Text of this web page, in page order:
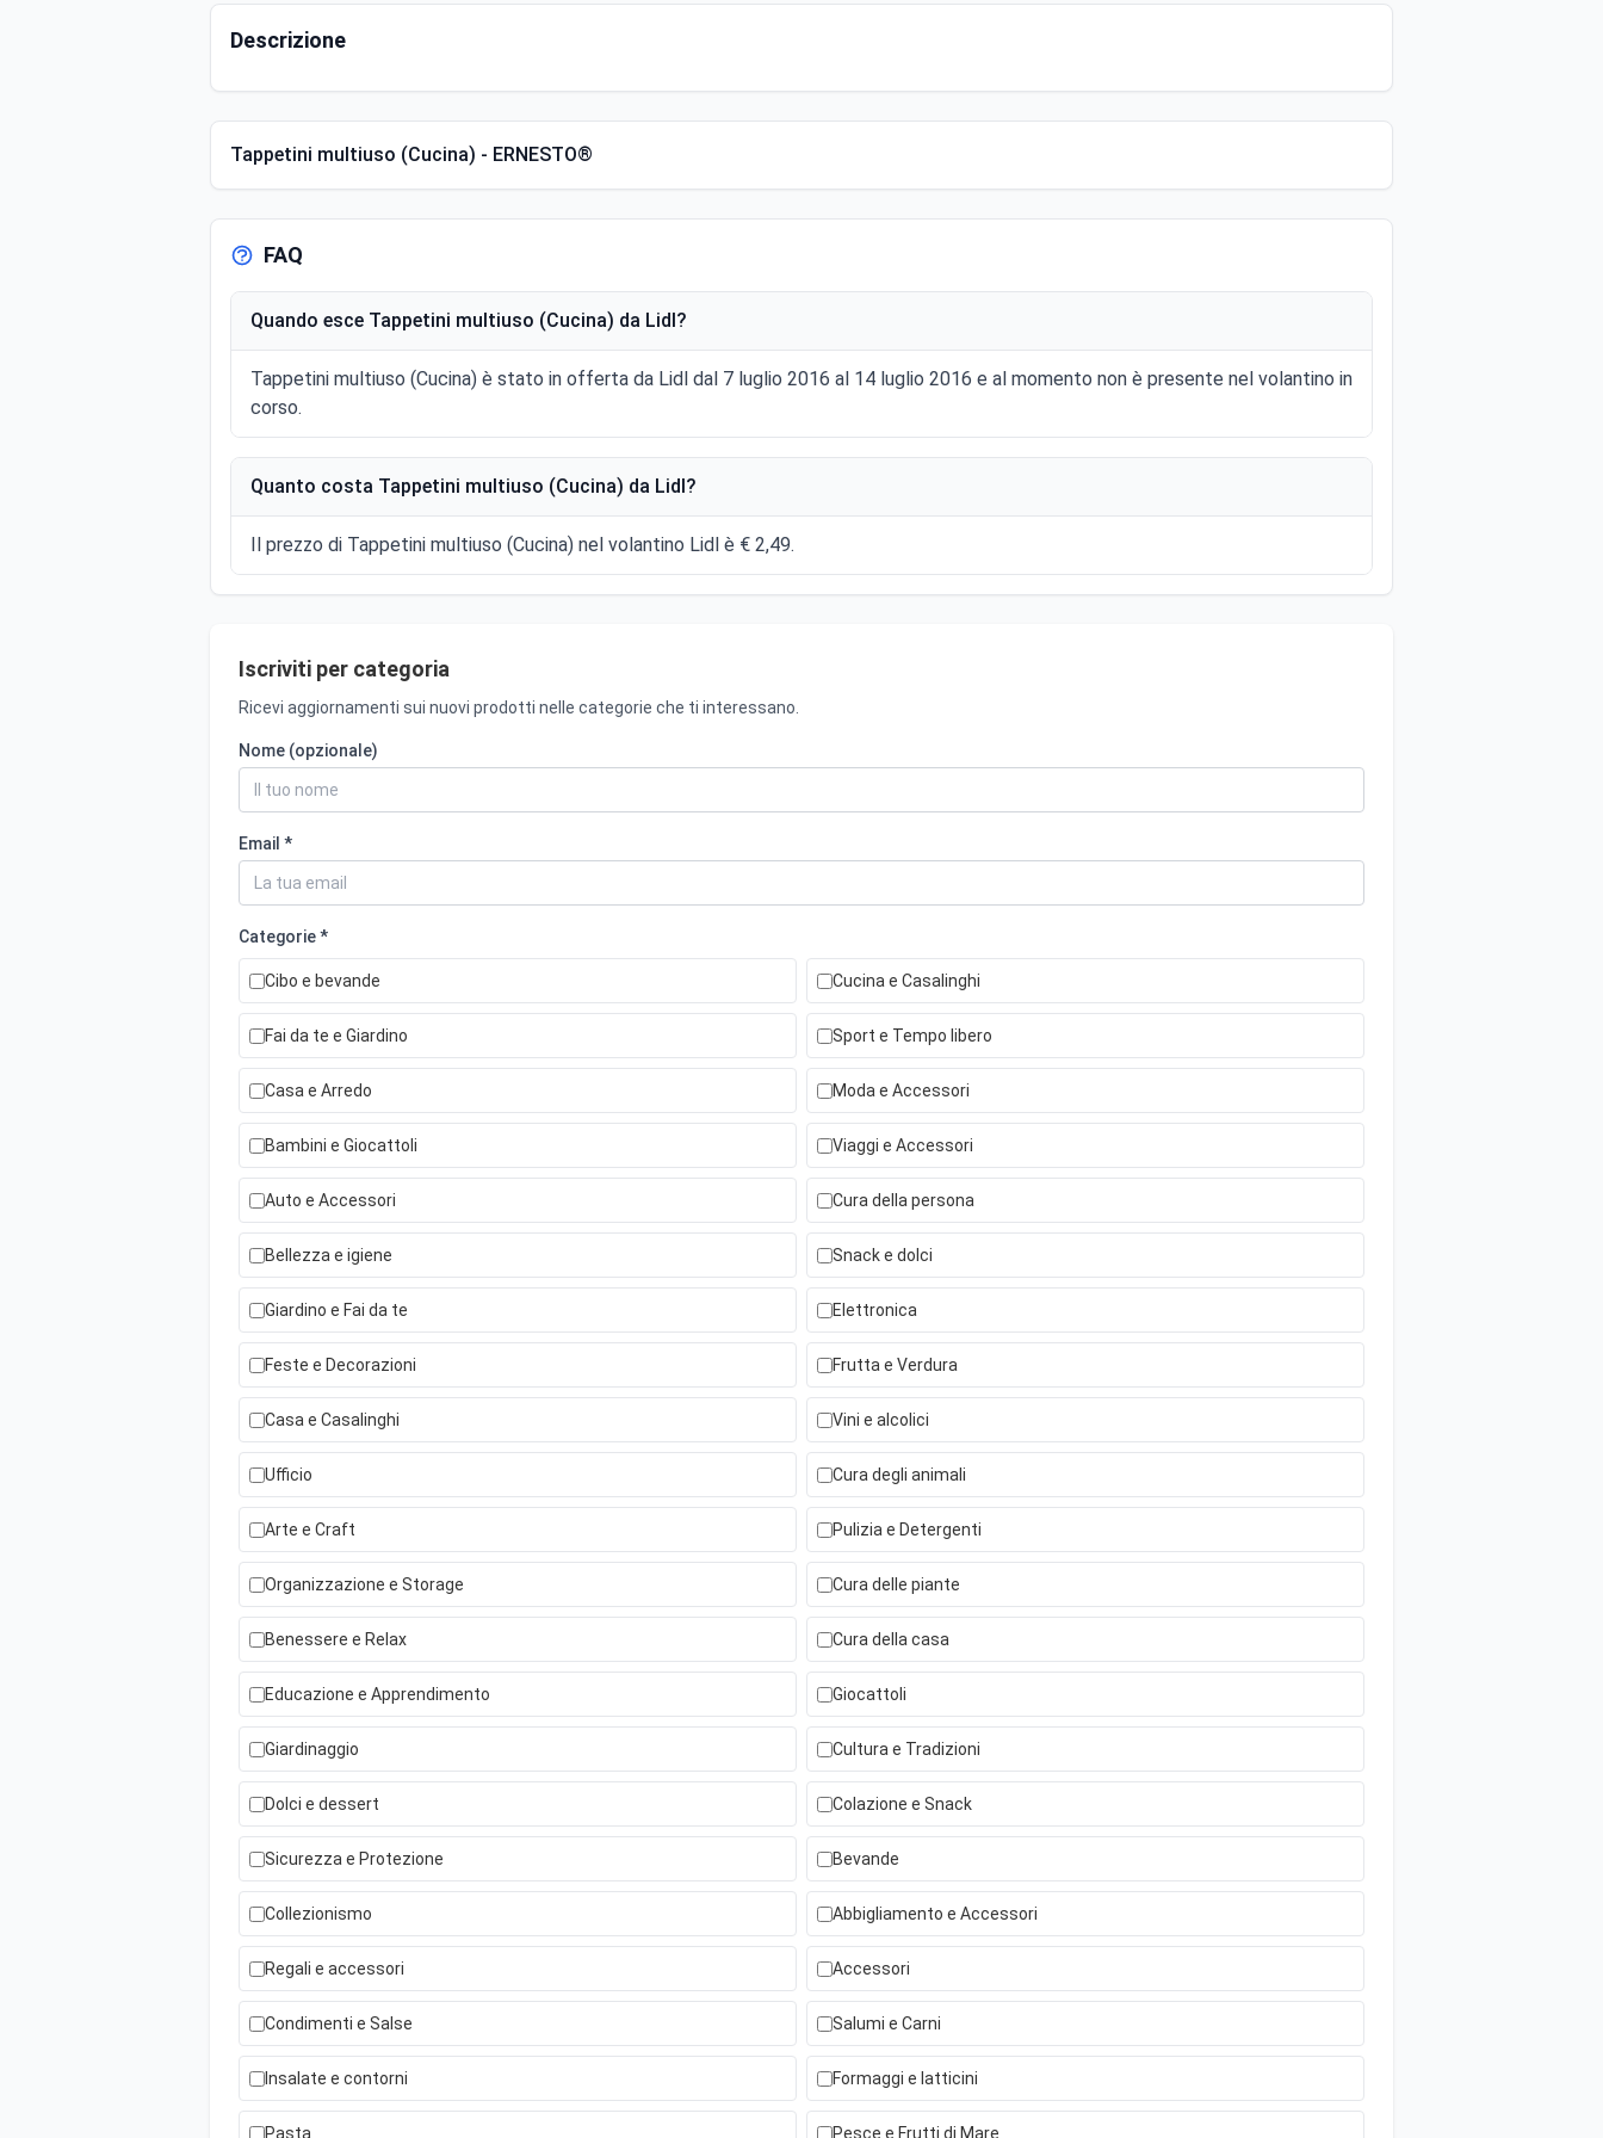
Descrizione
Tappetini multiuso (Cucina) - ERNESTO®
FAQ
Quando esce Tappetini multiuso (Cucina) da Lidl?
Tappetini multiuso (Cucina) è stato in offerta da Lidl dal 7 luglio 2016 al 14 luglio 2016 e al momento non è presente nel volantino in
corso.
Quanto costa Tappetini multiuso (Cucina) da Lidl?
Il prezzo di Tappetini multiuso (Cucina) nel volantino Lidl è € 2,49.
Iscriviti per categoria
Ricevi aggiornamenti sui nuovi prodotti nelle categorie che ti interessano.
Nome (opzionale)
Email *
Categorie *
Cibo e bevande Cucina e Casalinghi
Fai da te e Giardino Sport e Tempo libero
Casa e Arredo Moda e Accessori
Bambini e Giocattoli Viaggi e Accessori
Auto e Accessori Cura della persona
Bellezza e igiene Snack e dolci
Giardino e Fai da te Elettronica
Feste e Decorazioni Frutta e Verdura
Casa e Casalinghi Vini e alcolici
Ufficio Cura degli animali
Arte e Craft Pulizia e Detergenti
Organizzazione e Storage Cura delle piante
Benessere e Relax Cura della casa
Educazione e Apprendimento Giocattoli
Giardinaggio Cultura e Tradizioni
Dolci e dessert Colazione e Snack
Sicurezza e Protezione Bevande
Collezionismo Abbigliamento e Accessori
Regali e accessori Accessori
Condimenti e Salse Salumi e Carni
Insalate e contorni Formaggi e latticini
Pasta Pesce e Frutti di Mare